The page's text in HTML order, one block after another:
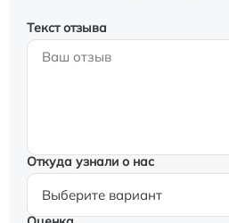
Текст отзыва
Откуда узнали о нас